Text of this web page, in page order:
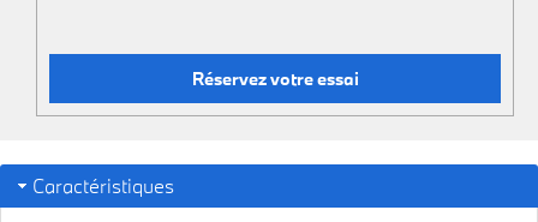
Réservez votre essai
Caractéristiques